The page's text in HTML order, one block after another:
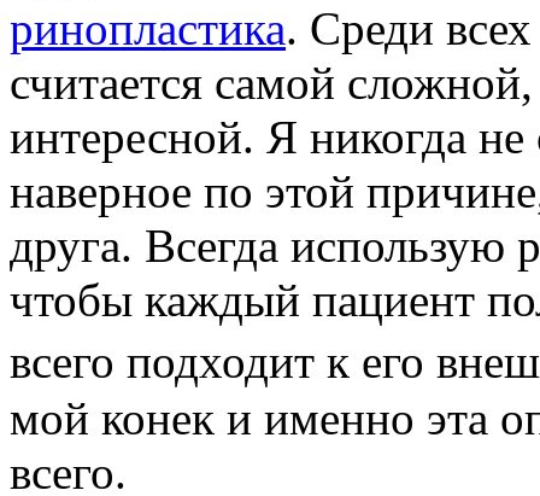
ринопластика. Среди
считается самой
интересной. Я никогда
наверное по этой
друга. Всегда использую
чтобы каждый пациент
всего подходит к его
мой конек и именно эта
всего.